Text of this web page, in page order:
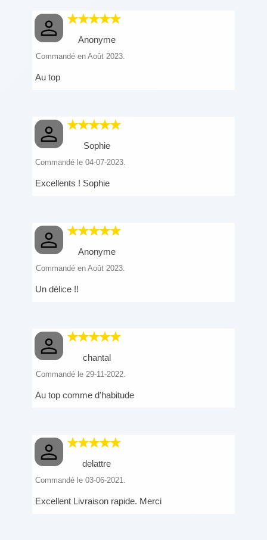
Anonyme
Commandé en Août 2023.
Au top
Sophie
Commandé le 04-07-2023.
Excellents ! Sophie
Anonyme
Commandé en Août 2023.
Un délice !!
chantal
Commandé le 29-11-2022.
Au top comme d'habitude
delattre
Commandé le 03-06-2021.
Excellent Livraison rapide. Merci